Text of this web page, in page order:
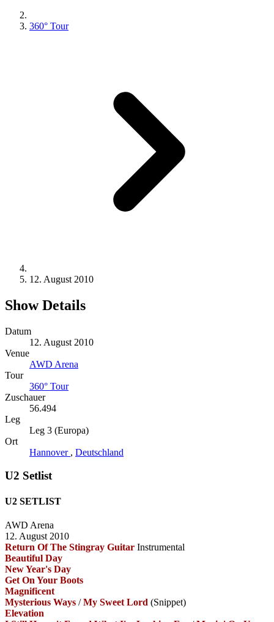
360° Tour
12. August 2010
Show Details
Datum
12. August 2010
Venue
AWD Arena
Tour
360° Tour
Zuschauer
56.494
Leg
Leg 3 (Europa)
Ort
Hannover , Deutschland
U2 Setlist
U2 SETLIST
AWD Arena
12. August 2010
Return Of The Stingray Guitar Instrumental
Beautiful Day
New Year's Day
Get On Your Boots
Magnificent
Mysterious Ways /My Sweet Lord (Snippet)
Elevation